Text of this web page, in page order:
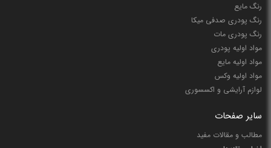
رنگ مایع
رنگ پودری صدفی میکا
رنگ پودری مات
مواد اولیه پودری
مواد اولیه مایع
مواد اولیه وکس
لوازم آرایشی و اکسسوری
سایر صفحات
مطالب و مقالات مفید